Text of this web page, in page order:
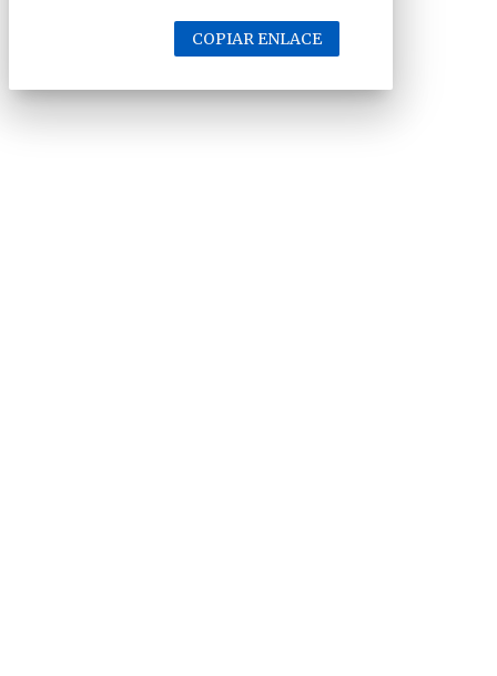
COPIAR ENLACE